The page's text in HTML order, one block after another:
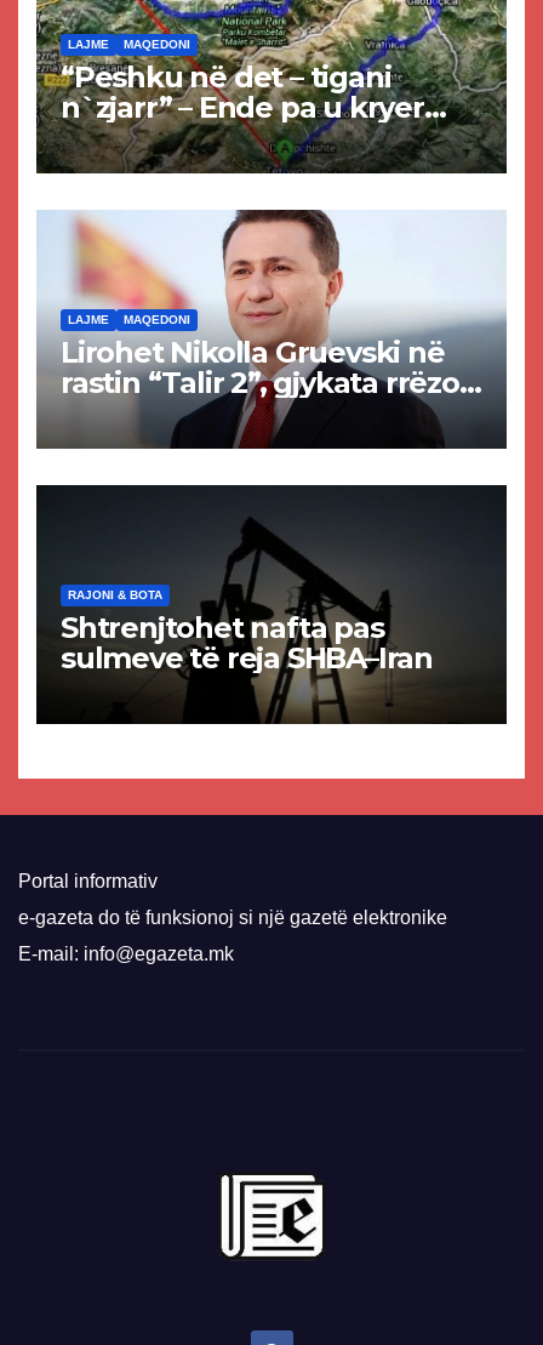
LAJME MAQEDONI
“Peshku në det – tigani
n`zjarr” – Ende pa u kryer
projekti i tunelit, komuna e
Tetovës nis punimet për
LAJME MAQEDONI
Lirohet Nikolla Gruevski në
rastin “Talir 2”, gjykata rrëzon
akuzat për ndërtimin e
paligjshëm të selisë së
RAJONI & BOTA
Shtrenjtohet nafta pas
sulmeve të reja SHBA–Iran
Portal informativ
e-gazeta do të funksionoj si një gazetë elektronike
E-mail: info@egazeta.mk